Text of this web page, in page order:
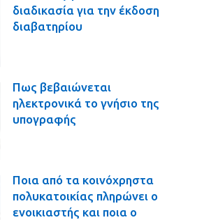
διαδικασία για την έκδοση
διαβατηρίου
Πως βεβαιώνεται
ηλεκτρονικά το γνήσιο της
υπογραφής
Ποια από τα κοινόχρηστα
πολυκατοικίας πληρώνει ο
ενοικιαστής και ποια ο